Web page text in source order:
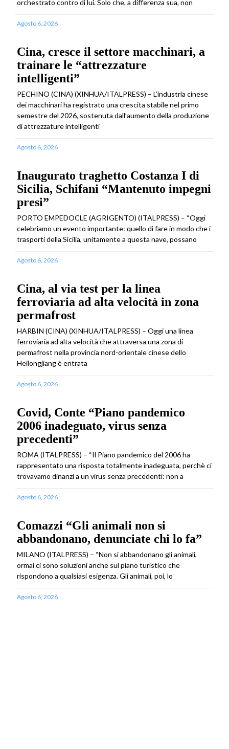
orchestrato contro di lui. Solo che, a differenza sua, non
Agosto 6, 2026
Cina, cresce il settore macchinari, a
trainare le “attrezzature
intelligenti”
PECHINO (CINA) (XINHUA/ITALPRESS) – L’industria cinese
dei macchinari ha registrato una crescita stabile nel primo
semestre del 2026, sostenuta dall’aumento della produzione
di attrezzature intelligenti
Agosto 6, 2026
Inaugurato traghetto Costanza I di
Sicilia, Schifani “Mantenuto impegni
presi”
PORTO EMPEDOCLE (AGRIGENTO) (ITALPRESS) – “Oggi
celebriamo un evento importante: quello di fare in modo che i
trasporti della Sicilia, unitamente a questa nave, possano
Agosto 6, 2026
Cina, al via test per la linea
ferroviaria ad alta velocità in zona
permafrost
HARBIN (CINA) (XINHUA/ITALPRESS) – Oggi una linea
ferroviaria ad alta velocità che attraversa una zona di
permafrost nella provincia nord-orientale cinese dello
Heilongjiang è entrata
Agosto 6, 2026
Covid, Conte “Piano pandemico
2006 inadeguato, virus senza
precedenti”
ROMA (ITALPRESS) – “Il Piano pandemico del 2006 ha
rappresentato una risposta totalmente inadeguata, perchè ci
trovavamo dinanzi a un virus senza precedenti: non a
Agosto 6, 2026
Comazzi “Gli animali non si
abbandonano, denunciate chi lo fa”
MILANO (ITALPRESS) – “Non si abbandonano gli animali,
ormai ci sono soluzioni anche sul piano turistico che
rispondono a qualsiasi esigenza. Gli animali, poi, lo
Agosto 6, 2026